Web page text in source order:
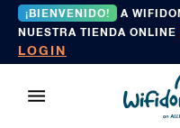
¡BIENVENIDO!
A
NUESTRA TIENDA ONLINE
LOGIN